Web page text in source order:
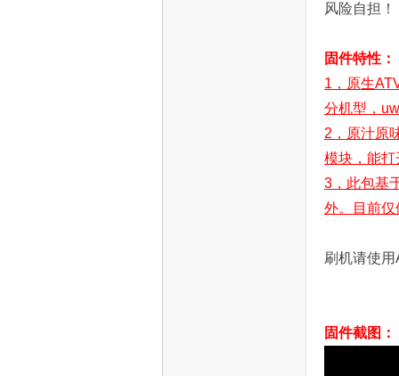
风险自担！
固件特性：
1，原生
分机型，
2，原汁原
模块，能
3，此包基
外。目前
刷机请使
固件截图：